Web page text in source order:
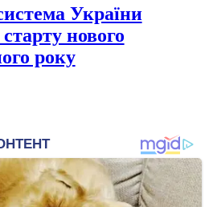
України
нового
року